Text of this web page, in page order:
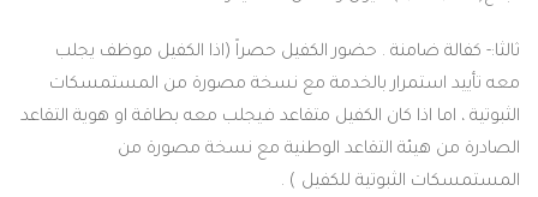
ضامنة . حضور الكفيل حصراً (اذا الكفيل موظف يجلب
بالخدمة مع نسخة مصورة من المستمسكات
اذا كان الكفيل متقاعد فيجلب معه بطاقة او هوية التقاعد
التقاعد الوطنية مع نسخة مصورة من
للكفيل ) .